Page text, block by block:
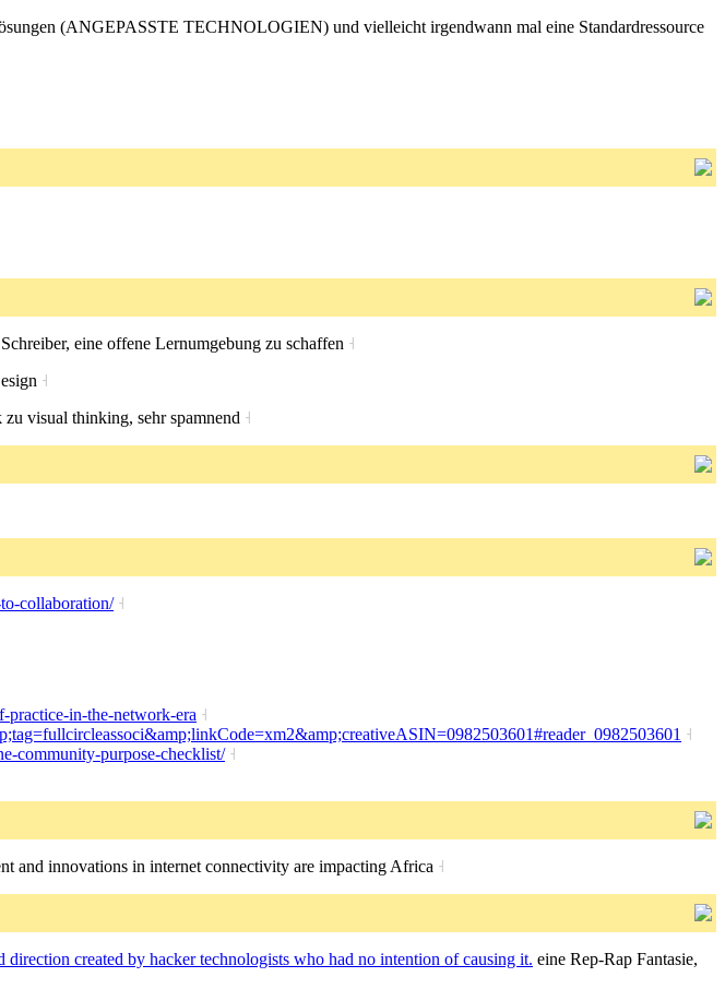
(ANGEPASSTE TECHNOLOGIEN) und vielleicht irgendwann mal eine Standardressource
eine offene Lernumgebung zu schaffen ˧
˧
visual thinking, sehr spamnend ˧
collaboration/ ˧
practice-in-the-network-era ˧
˧
community-purpose-checklist/ ˧
and innovations in internet connectivity are impacting Africa ˧
created by hacker technologists who had no intention of causing it. eine Rep-Rap Fantasie,